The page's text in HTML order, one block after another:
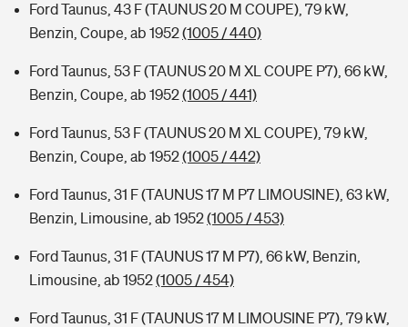
Ford Taunus, 43 F (TAUNUS 20 M COUPE), 79 kW,
Benzin, Coupe, ab 1952(1005 / 440)
Ford Taunus, 53 F (TAUNUS 20 M XL COUPE P7), 66 kW,
Benzin, Coupe, ab 1952(1005 / 441)
Ford Taunus, 53 F (TAUNUS 20 M XL COUPE), 79 kW,
Benzin, Coupe, ab 1952(1005 / 442)
Ford Taunus, 31 F (TAUNUS 17 M P7 LIMOUSINE), 63 kW,
Benzin, Limousine, ab 1952(1005 / 453)
Ford Taunus, 31 F (TAUNUS 17 M P7), 66 kW, Benzin,
Limousine, ab 1952(1005 / 454)
Ford Taunus, 31 F (TAUNUS 17 M LIMOUSINE P7), 79 kW,